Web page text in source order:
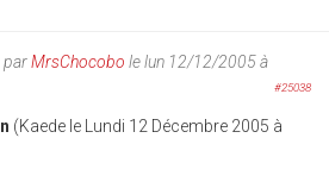
parMrsChocobo le lun 12/12/2005 à
#25038
(Kaede le Lundi 12 Décembre 2005 à